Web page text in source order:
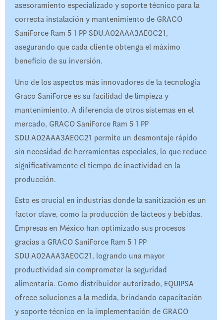
asesoramiento especializado y soporte técnico para la
correcta instalación y mantenimiento de GRACO
SaniForce Ram 5 1 PP SDU.A02AAA3AE0C21,
asegurando que cada cliente obtenga el máximo
beneficio de su inversión.
Uno de los aspectos más innovadores de la tecnología
Graco SaniForce es su facilidad de limpieza y
mantenimiento. A diferencia de otros sistemas en el
mercado, GRACO SaniForce Ram 5 1 PP
SDU.A02AAA3AE0C21 permite un desmontaje rápido
sin necesidad de herramientas especiales, lo que reduce
significativamente el tiempo de inactividad en la
producción.
Esto es crucial en industrias donde la sanitización es un
factor clave, como la producción de lácteos y bebidas.
Empresas en México han optimizado sus procesos
gracias a GRACO SaniForce Ram 5 1 PP
SDU.A02AAA3AE0C21, logrando una mayor
productividad sin comprometer la seguridad
alimentaria. Como distribuidor autorizado, EQUIPSA
ofrece soluciones a la medida, brindando capacitación
y soporte técnico en la implementación de GRACO